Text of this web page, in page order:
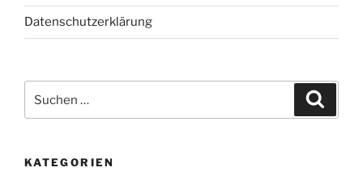
Datenschutzerklärung
nach:
KATEGORIEN